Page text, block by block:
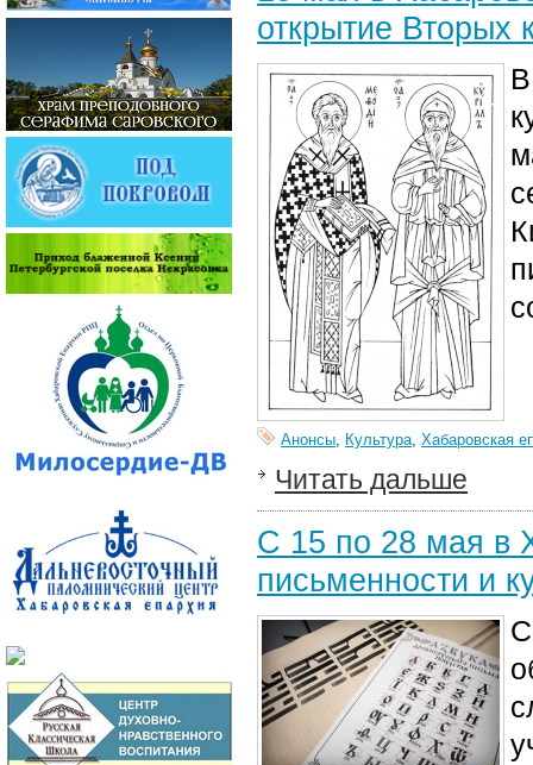
открытие Вторых
Анонсы, Культура, Хабаровская
Читать дальше
С 15 по 28 мая в
письменности и